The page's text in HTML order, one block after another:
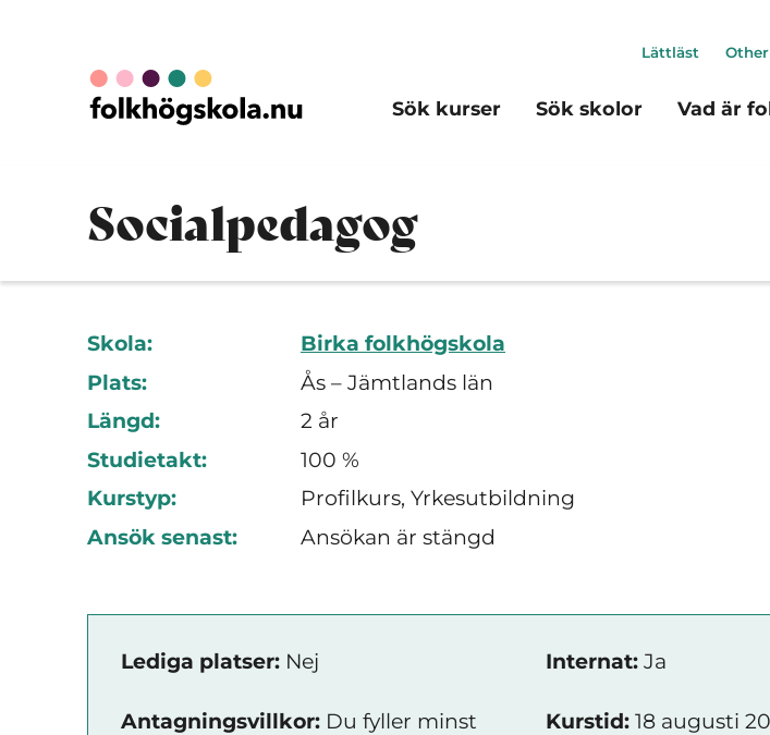
Sök kurser Sök skolor Vad är
Lättläst
Socialpedagog
Skola:
Birka folkhögskola
Plats:
Ås – Jämtlands län
Längd:
2 år
Studietakt:
100 %
Kurstyp:
Profilkurs, Yrkesutbildning
Ansök senast:
Ansökan är stängd
Lediga platser: Nej
Antagningsvillkor: Du fyller minst
Internat: Ja
Kurstid: 18 augusti